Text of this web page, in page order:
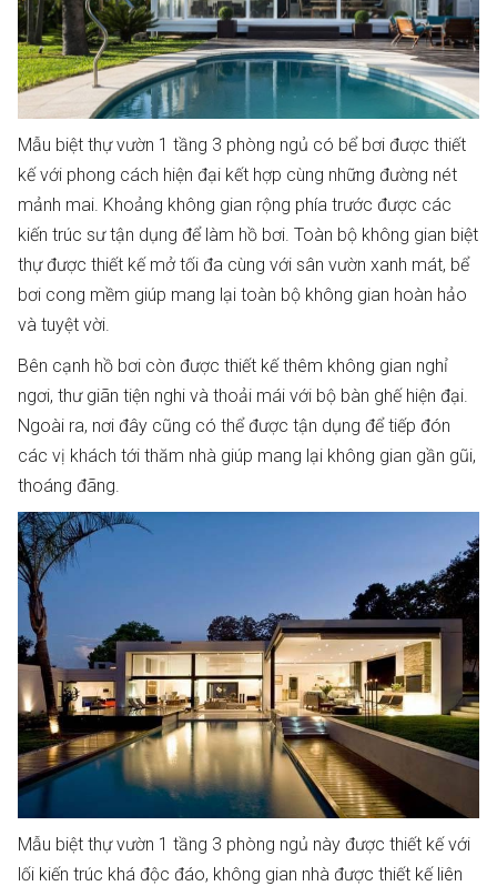
Mẫu biệt thự vườn 1 tầng 3 phòng ngủ có bể bơi được thiết
kế với phong cách hiện đại kết hợp cùng những đường nét
mảnh mai. Khoảng không gian rộng phía trước được các
kiến trúc sư tận dụng để làm hồ bơi. Toàn bộ không gian biệt
thự được thiết kế mở tối đa cùng với sân vườn xanh mát, bể
bơi cong mềm giúp mang lại toàn bộ không gian hoàn hảo
và tuyệt vời.
Bên cạnh hồ bơi còn được thiết kế thêm không gian nghỉ
ngơi, thư giãn tiện nghi và thoải mái với bộ bàn ghế hiện đại.
Ngoài ra, nơi đây cũng có thể được tận dụng để tiếp đón
các vị khách tới thăm nhà giúp mang lại không gian gần gũi,
thoáng đãng.
Mẫu biệt thự vườn 1 tầng 3 phòng ngủ này được thiết kế với
lối kiến trúc khá độc đáo, không gian nhà được thiết kế liên